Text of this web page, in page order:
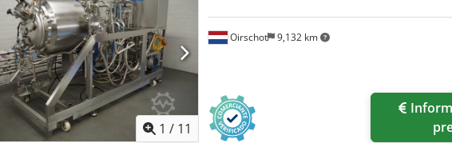
1 / 11
Oirschot 9,132 km